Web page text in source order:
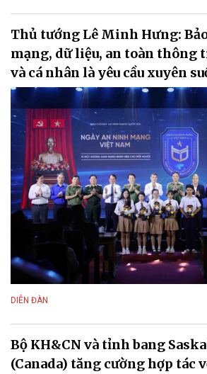
Thủ tướng Lê Minh Hưng:
mạng, dữ liệu, an toàn thông
và cá nhân là yêu cầu xuyên
DIỄN ĐÀN
Bộ KH&CN và tỉnh bang
(Canada) tăng cường hợp tác